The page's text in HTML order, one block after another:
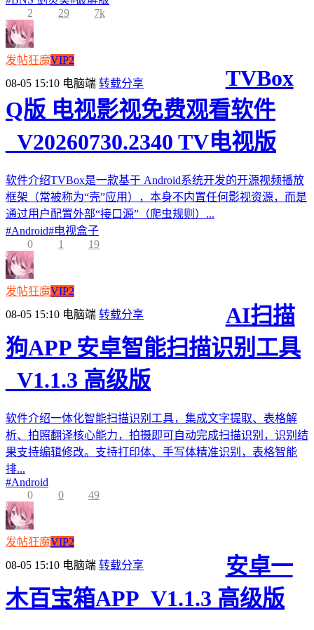
2
29 7k
发帖狂魔VIP2
08-05 15:10 电脑端 转载分享
TVBox
Q版 电视影视免费观看软件
_V20260730.2340 TV电视版
软件介绍TVBox是一款基于 Android系统开发的开源视频播放
框架（常被称为“壳”应用），本身不内置任何影视资源，而是
通过用户配置外部“接口源”（爬虫规则）...
#Android#电视盒子
0
1 19
发帖狂魔VIP2
08-05 15:10 电脑端 转载分享
AI扫描
狗APP 安卓智能扫描识别工具
_V1.1.3 高级版
软件介绍一体化智能扫描识别工具，集成文字提取、表格解
析、拍照翻译核心能力，拍摄即可自动完成扫描识别，识别结
果支持编辑修改。支持打印体、手写体精准识别，表格智能
排...
#Android
0
0 49
发帖狂魔VIP2
08-05 15:10 电脑端 转载分享
安卓一
木百宝箱APP_V1.1.3 高级版